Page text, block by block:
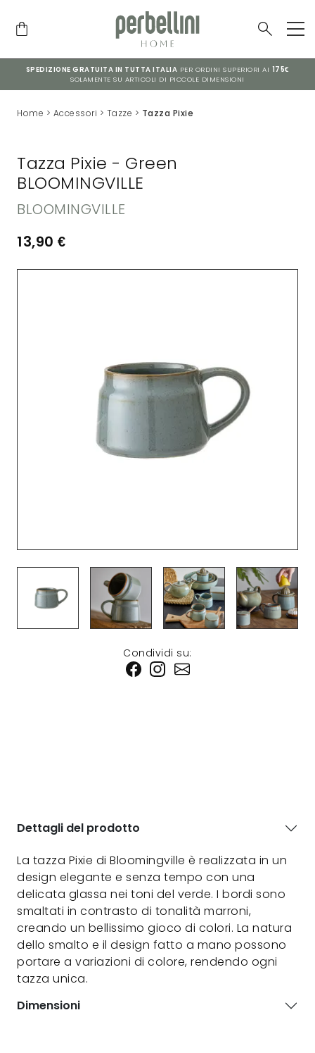
SPEDIZIONE GRATUITA IN TUTTA ITALIA PER ORDINI SUPERIORI AI 175€
SOLAMENTE SU ARTICOLI DI PICCOLE DIMENSIONI
Home > Accessori > Tazze > Tazza Pixie
Condividi su:
Tazza Pixie - Green
BLOOMINGVILLE
BLOOMINGVILLE
13,90 €
Dettagli del prodotto
La tazza Pixie di Bloomingville è realizzata in un
design elegante e senza tempo con una
delicata glassa nei toni del verde. I bordi sono
smaltati in contrasto di tonalità marroni,
creando un bellissimo gioco di colori. La natura
dello smalto e il design fatto a mano possono
portare a variazioni di colore, rendendo ogni
tazza unica.
Dimensioni